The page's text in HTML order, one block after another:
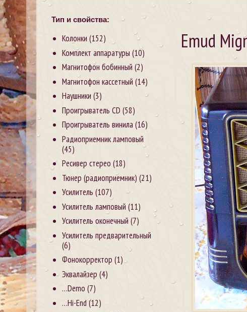
Emud
Тип и свойства:
Колонки (152)
Комплект аппаратуры (10)
Магнитофон бобинный (2)
Магнитофон кассетный (14)
Наушники (3)
Проигрыватель CD (58)
Проигрыватель винила(16)
Радиоприемник ламповый
(45)
Ресивер стерео (18)
Тюнер (радиоприемник) (21)
Усилитель (107)
Усилитель ламповый (11)
Усилитель оконечный (7)
Усилитель предварительный
(6)
Фонокорректор (1)
Эквалайзер (4)
…Demo (7)
…Hi-End(12)